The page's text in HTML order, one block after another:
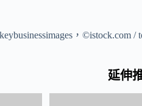
，©istock.com /
延伸